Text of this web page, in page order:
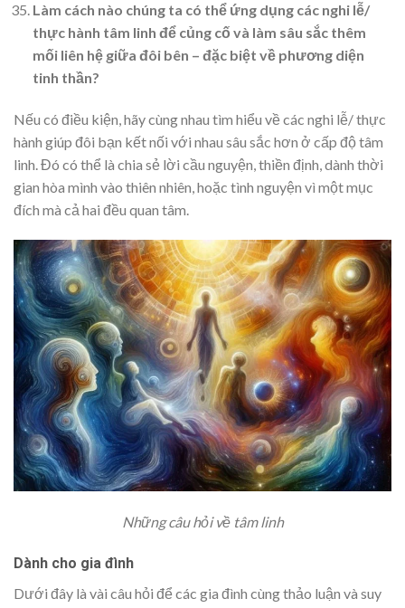
Làm cách nào chúng ta có thể ứng dụng các nghi lễ/
thực hành tâm linh để củng cố và làm sâu sắc thêm
mối liên hệ giữa đôi bên – đặc biệt về phương diện
tinh thần?
Nếu có điều kiện, hãy cùng nhau tìm hiểu về các nghi lễ/ thực
hành giúp đôi bạn kết nối với nhau sâu sắc hơn ở cấp độ tâm
linh. Đó có thể là chia sẻ lời cầu nguyện, thiền định, dành thời
gian hòa mình vào thiên nhiên, hoặc tình nguyện vì một mục
đích mà cả hai đều quan tâm.
Những câu hỏi về tâm linh
Dành cho gia đình
Dưới đây là vài câu hỏi để các gia đình cùng thảo luận và suy